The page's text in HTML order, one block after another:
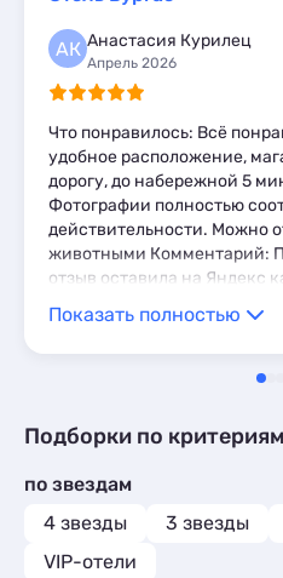
1
Комнаты 1
Мини-отели 2
АК Анастасия Курилец
Апрель 2026
Что понравилось: Всё
удобное расположение,
дорогу, до набережной 5
Фотографии полностью
действительности. Можно
животными Комментарий:
отзыв оставила на Яндекс
гостиницы, к сожалению не
Персонал отзывчивый и
доброжелатеельный.
советую для проживания
Показать полностью
Подборки по критериям
по звездам
4 звезды
3 звезды
VIP-отели